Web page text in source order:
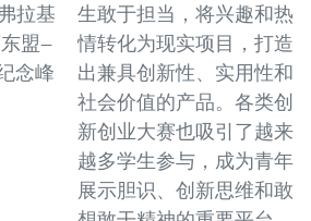
拉基
盟—
念峰
生敢于担当，将兴趣和热
情转化为现实项目，打造
出兼具创新性、实用性和
社会价值的产品。各类创
新创业大赛也吸引了越来
越多学生参与，成为青年
展示胆识、创新思维和敢